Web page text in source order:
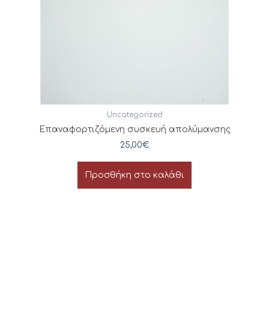
Uncategorized
Επαναφορτιζόμενη συσκευή απολύμανσης
25,00€
Προσθήκη στο καλάθι